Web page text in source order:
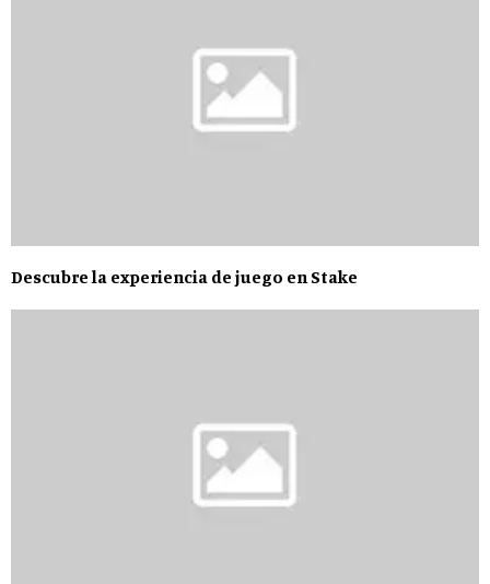
Descubre la experiencia de juego en Stake